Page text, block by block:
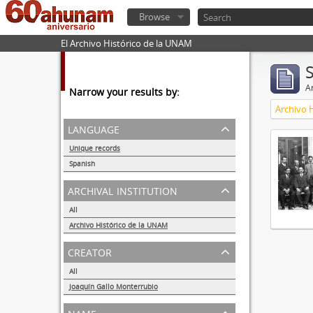
Browse
El Archivo Histórico de la UNAM
Narrow your results by:
language
Unique records
Spanish
1
archival institution
All
Archivo Histórico de la UNAM
1
creator
All
Joaquín Gallo Monterrubio
1
Archivo